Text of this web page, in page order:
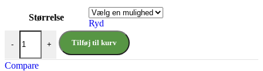
Størrelse
Ryd
-
Lazer CityZen KinetiCore Matte Lila antal
+ Tilføj til kurv
Compare